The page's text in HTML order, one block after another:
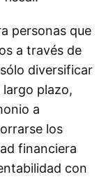
personas que
a través de
diversificar
plazo,
a
los
financiera
con